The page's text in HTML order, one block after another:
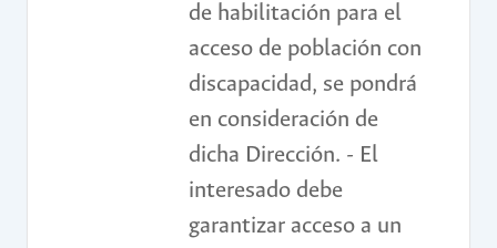
de habilitación para el
acceso de población con
discapacidad, se pondrá
en consideración de
dicha Dirección. - El
interesado debe
garantizar acceso a un